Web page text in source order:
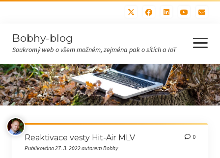
Bobhy-blog
Soukromý web o všem možném, zejména pak o sítích a IoT
otevřít
menu
Domů
Všechny příspěvky
Hobby (bastlení, sítě)
IoTReaktivace vesty Hit-Air MLV
Publikováno 27. 3. 2022 autorem Bobhy
0